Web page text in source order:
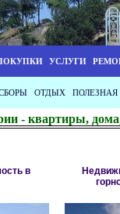
УСЛУГИ
ОТДЫХ
- квартиры,
в